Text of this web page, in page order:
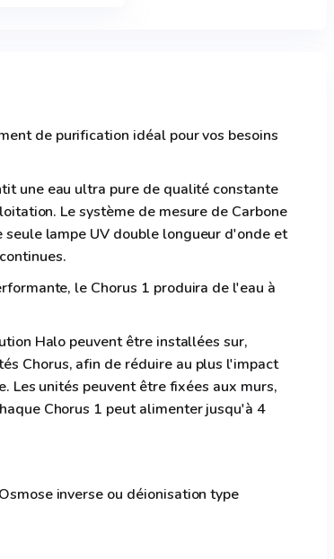
de purification idéal pour vos besoins
une eau ultra pure de qualité constante
Le système de mesure de Carbone
lampe UV double longueur d'onde et
le Chorus 1 produira de l'eau à
Halo peuvent être installées sur,
Chorus, afin de réduire au plus l'impact
Les unités peuvent être fixées aux murs,
Chorus 1 peut alimenter jusqu'à 4
inverse ou déionisation type